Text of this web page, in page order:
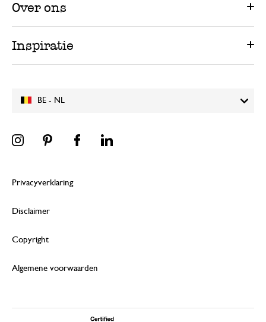
BE - NL
Over ons
Inspiratie
Privacyverklaring
Disclaimer
Copyright
Algemene voorwaarden